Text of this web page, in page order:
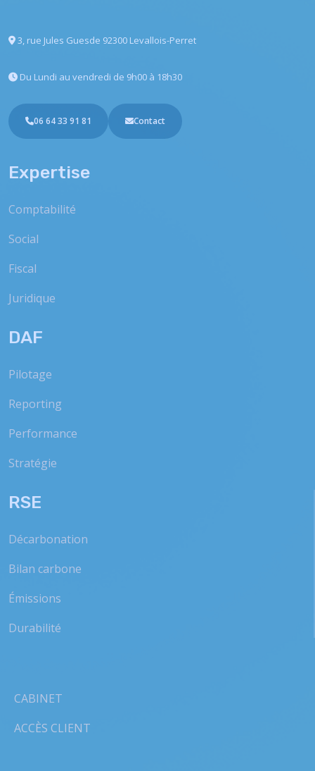
3, rue Jules Guesde 92300 Levallois-Perret
Du Lundi au vendredi de 9h00 à 18h30
06 64 33 91 81 Contact
Expertise
Comptabilité
Social
Fiscal
Juridique
DAF
Pilotage
Reporting
Performance
Stratégie
RSE
Décarbonation
Bilan carbone
Émissions
Durabilité
CABINET
ACCÈS CLIENT